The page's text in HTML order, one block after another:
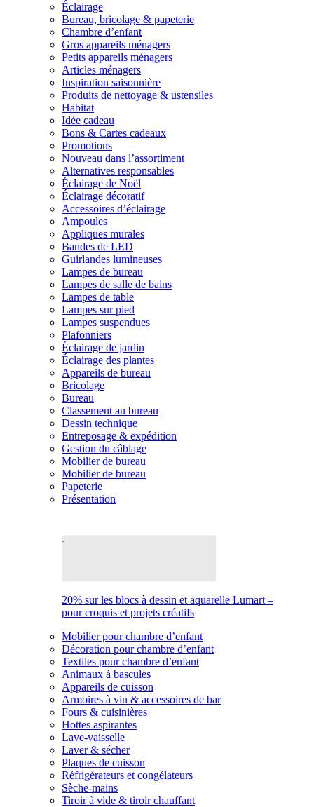
Éclairage
Bureau, bricolage & papeterie
Chambre d’enfant
Gros appareils ménagers
Petits appareils ménagers
Articles ménagers
Inspiration saisonnière
Produits de nettoyage & ustensiles
Habitat
Idée cadeau
Bons & Cartes cadeaux
Promotions
Nouveau dans l’assortiment
Alternatives responsables
Éclairage de Noël
Éclairage décoratif
Accessoires d’éclairage
Ampoules
Appliques murales
Bandes de LED
Guirlandes lumineuses
Lampes de bureau
Lampes de salle de bains
Lampes de table
Lampes sur pied
Lampes suspendues
Plafonniers
Éclairage de jardin
Éclairage des plantes
Appareils de bureau
Bricolage
Bureau
Classement au bureau
Dessin technique
Entreposage & expédition
Gestion du câblage
Mobilier de bureau
Mobilier de bureau
Papeterie
Présentation
20% sur les blocs à dessin et aquarelle Lumart –
pour croquis et projets créatifs
Mobilier pour chambre d’enfant
Décoration pour chambre d’enfant
Textiles pour chambre d’enfant
Animaux à bascules
Appareils de cuisson
Armoires à vin & accessoires de bar
Fours & cuisinières
Hottes aspirantes
Lave-vaisselle
Laver & sécher
Plaques de cuisson
Réfrigérateurs et congélateurs
Sèche-mains
Tiroir à vide & tiroir chauffant